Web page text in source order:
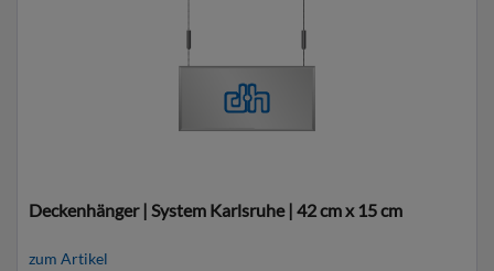
Deckenhänger | System Karlsruhe | 42 cm x 15 cm
zum Artikel